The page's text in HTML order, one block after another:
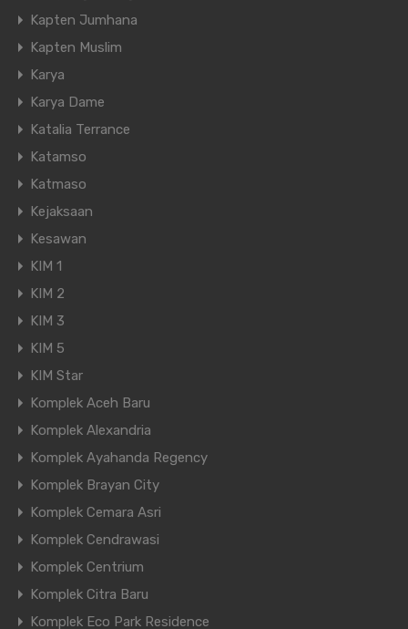
Kapten Jumhana
Kapten Muslim
Karya
Karya Dame
Katalia Terrance
Katamso
Katmaso
Kejaksaan
Kesawan
KIM 1
KIM 2
KIM 3
KIM 5
KIM Star
Komplek Aceh Baru
Komplek Alexandria
Komplek Ayahanda Regency
Komplek Brayan City
Komplek Cemara Asri
Komplek Cendrawasi
Komplek Centrium
Komplek Citra Baru
Komplek Eco Park Residence